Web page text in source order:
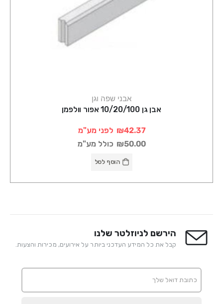
אבני שפה וגן
אבן גן 10/20/100 אפור וולפמן
₪42.37 לפני מע"מ
₪50.00 כולל מע"מ
הוסף לסל
הירשם לניוזלטר שלנו
קבל את כל המידע העדכני ביותר על אירועים, מכירות והצעות.